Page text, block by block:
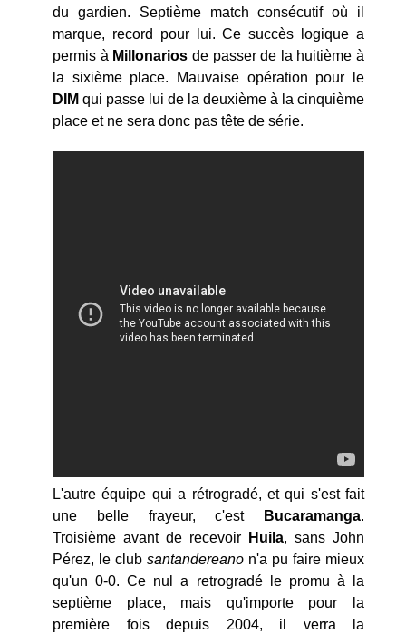
du gardien. Septième match consécutif où il
marque, record pour lui. Ce succès logique a
permis à Millonarios de passer de la huitième à
la sixième place. Mauvaise opération pour le
DIM qui passe lui de la deuxième à la cinquième
place et ne sera donc pas tête de série.
L'autre équipe qui a rétrogradé, et qui s'est fait
une belle frayeur, c'est
Bucaramanga.
Troisième avant de recevoir
Huila, sans John
Pérez, le club santandereano n'a pu faire mieux
qu'un 0-0. Ce nul a retrogradé le promu à la
septième place, mais qu'importe pour la
première fois depuis 2004, il verra la